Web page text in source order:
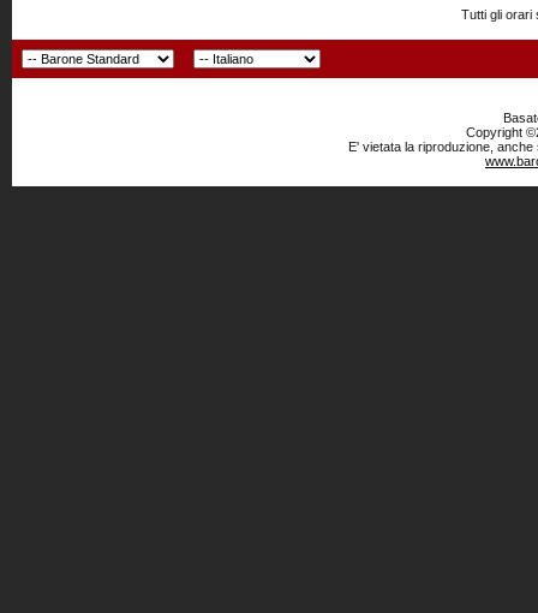
Tutti gli orari
Copyright
E' vietata la riproduzione,